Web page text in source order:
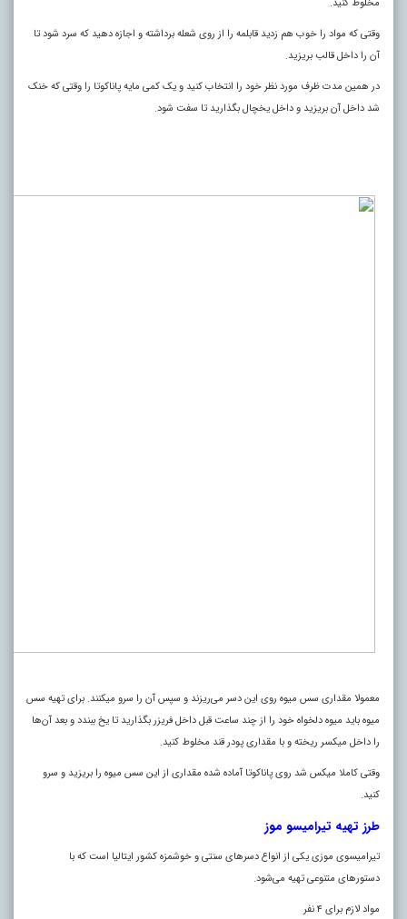
مخلوط کنید.
وقتی که مواد را خوب هم زدید قابلمه را از روی شعله برداشته و اجازه دهید که سرد شود تا
آن را داخل قالب بریزید.
در همین مدت ظرف مورد نظر خود را انتخاب کنید و یک کمی مایه پاناکوتا را وقتی که خنک
شد داخل آن بریزید و داخل یخچال بگذارید تا سفت شود.
معمولا مقداری سس میوه روی این دسر می‌ریزند و سپس آن را سرو میکنند. برای تهیه سس
میوه باید میوه دلخواه خود را از چند ساعت قبل داخل فریزر بگذارید تا یخ ببندد و بعد آن‌ها
را داخل میکسر ریخته و با مقداری پودر قند مخلوط کنید.
وقتی کاملا میکس شد روی پاناکوتا آماده شده مقداری از این سس میوه را بریزید و سرو
کنید.
طرز تهیه تیرامیسو موز
تیرامیسوی موزی یکی از انواع دسر‌های سنتی و خوشمزه کشور ایتالیا است که با
دستور‌های متنوعی تهیه می‌شود.
مواد لازم برای ۴ نفر